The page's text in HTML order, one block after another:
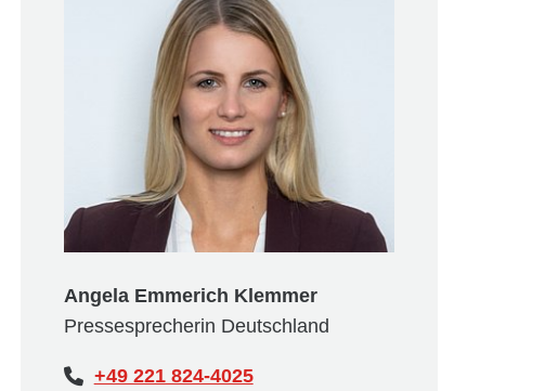
Angela Emmerich Klemmer
Pressesprecherin Deutschland
+49 221 824-4025